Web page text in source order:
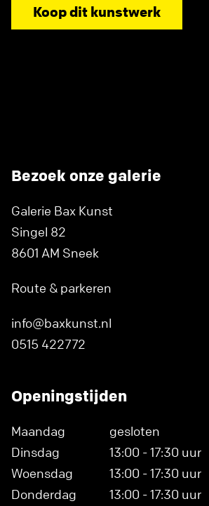
Koop dit kunstwerk
Bezoek onze galerie
Galerie Bax Kunst
Singel 82
8601 AM Sneek
Route & parkeren
info@baxkunst.nl
0515 422772
Openingstijden
Maandag
gesloten
Dinsdag
13:00 - 17:30 uur
Woensdag
13:00 - 17:30 uur
Donderdag
13:00 - 17:30 uur